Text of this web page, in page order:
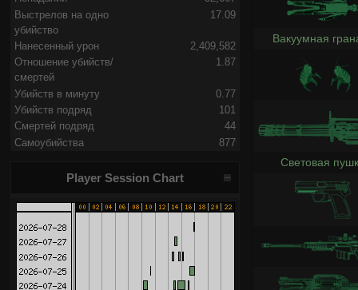
Выстрелов на одно
убийство
17.09
Нанесенный урон
2,409,582
Отношение убийств/
смертей
1.87
Убийств в минуту
0.77
Убийств подряд
101
Смертей подряд
44
Самоубийства
877
Player Session Chart
Вакуумная
Световая